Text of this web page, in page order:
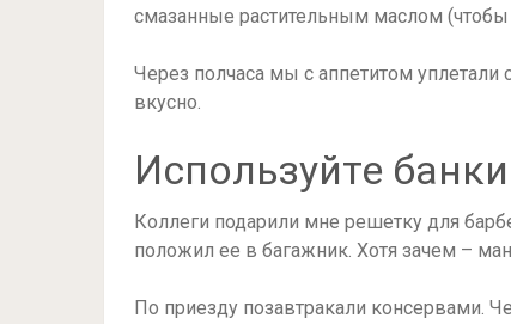
смазанные растительным маслом (чтобы
Через полчаса мы с аппетитом уплетали
вкусно.
Используйте банки
Коллеги подарили мне решетку для
положил ее в багажник. Хотя зачем –
По приезду позавтракали консервами.